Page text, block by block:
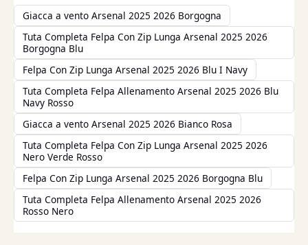
Giacca a vento Arsenal 2025 2026 Borgogna
Tuta Completa Felpa Con Zip Lunga Arsenal 2025 2026
Borgogna Blu
Felpa Con Zip Lunga Arsenal 2025 2026 Blu I Navy
Tuta Completa Felpa Allenamento Arsenal 2025 2026 Blu
Navy Rosso
Giacca a vento Arsenal 2025 2026 Bianco Rosa
Tuta Completa Felpa Con Zip Lunga Arsenal 2025 2026
Nero Verde Rosso
Felpa Con Zip Lunga Arsenal 2025 2026 Borgogna Blu
Tuta Completa Felpa Allenamento Arsenal 2025 2026
Rosso Nero